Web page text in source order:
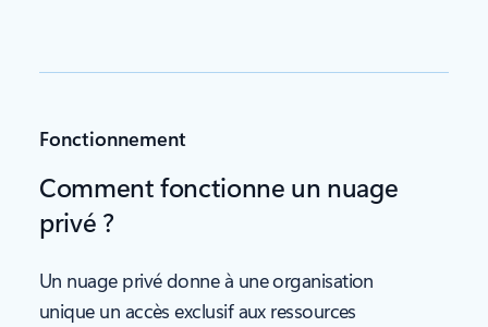
Fonctionnement
Comment fonctionne un nuage
privé ?
Un nuage privé donne à une organisation
unique un accès exclusif aux ressources